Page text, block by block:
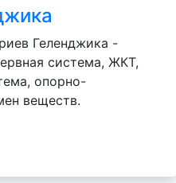
Геленджика -
система, ЖКТ,
опорно-
веществ.